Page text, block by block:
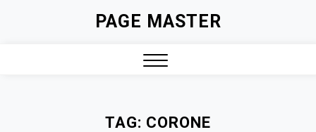
PAGE MASTER
TAG: CORONE